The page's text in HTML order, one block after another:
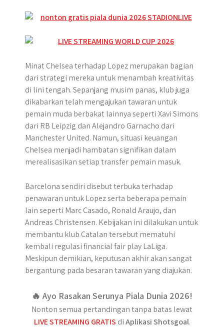
Minat Chelsea terhadap Lopez merupakan bagian
dari strategi mereka untuk menambah kreativitas
di lini tengah. Sepanjang musim panas, klub juga
dikabarkan telah mengajukan tawaran untuk
pemain muda berbakat lainnya seperti Xavi Simons
dari RB Leipzig dan Alejandro Garnacho dari
Manchester United. Namun, situasi keuangan
Chelsea menjadi hambatan signifikan dalam
merealisasikan setiap transfer pemain masuk.
Barcelona sendiri disebut terbuka terhadap
penawaran untuk Lopez serta beberapa pemain
lain seperti Marc Casado, Ronald Araujo, dan
Andreas Christensen. Kebijakan ini dilakukan untuk
membantu klub Catalan tersebut mematuhi
kembali regulasi financial fair play LaLiga.
Meskipun demikian, keputusan akhir akan sangat
bergantung pada besaran tawaran yang diajukan.
🔥 Ayo Rasakan Serunya Piala Dunia 2026!
Nonton semua pertandingan tanpa batas lewat
LIVE STREAMING GRATIS diAplikasi Shotsgoal.